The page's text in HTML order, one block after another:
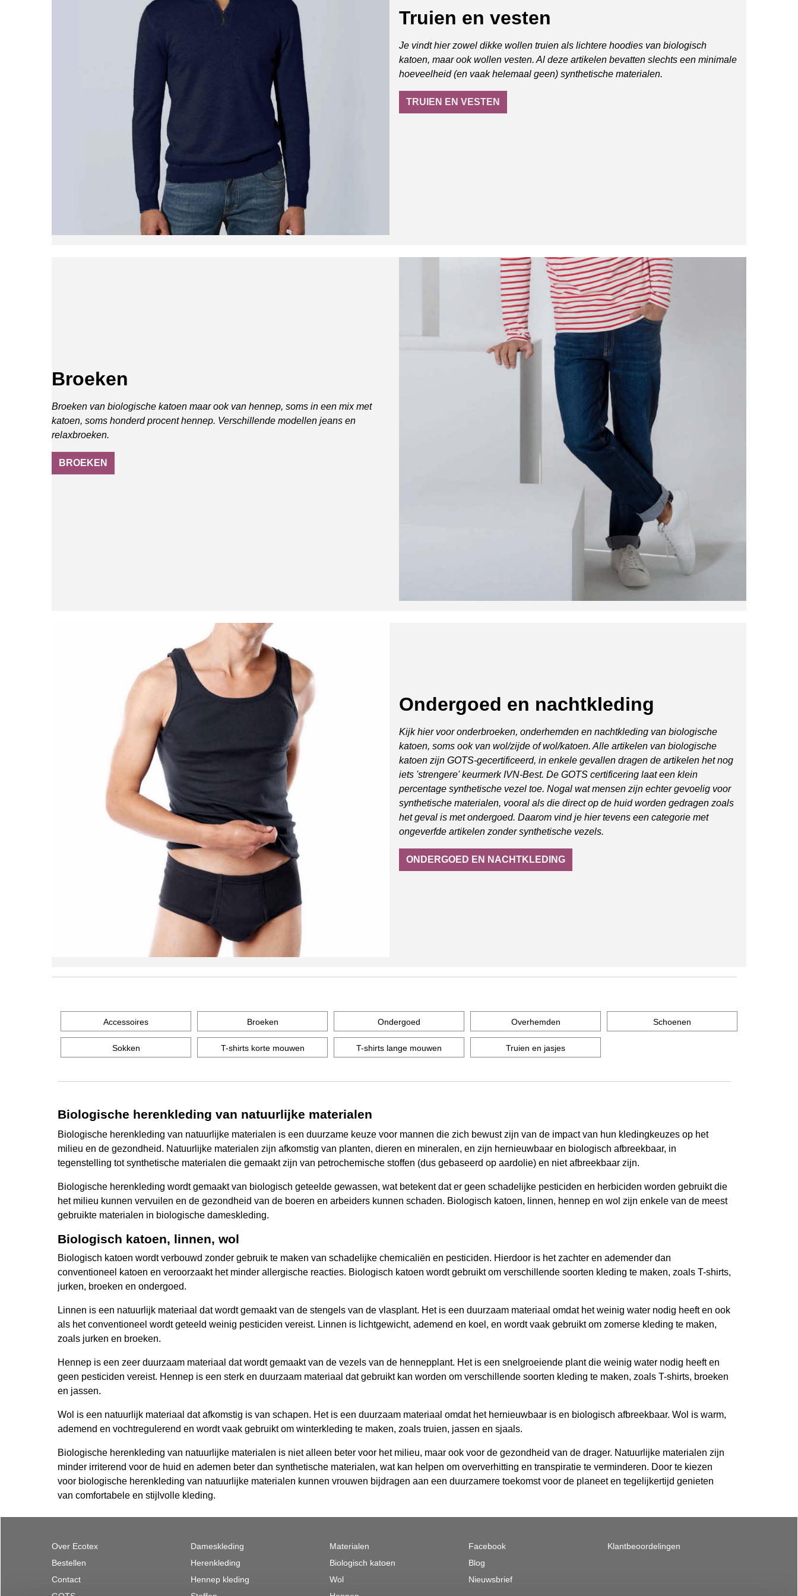
Truien en vesten
Je vindt hier zowel dikke wollen truien als lichtere hoodies van biologisch
katoen, maar ook wollen vesten. Al deze artikelen bevatten slechts een minimale
hoeveelheid (en vaak helemaal geen) synthetische materialen.
TRUIEN EN VESTEN
Broeken
Broeken van biologische katoen maar ook van hennep, soms in een mix met
katoen, soms honderd procent hennep. Verschillende modellen jeans en
relaxbroeken.
BROEKEN
Ondergoed en nachtkleding
Kijk hier voor onderbroeken, onderhemden en nachtkleding van biologische
katoen, soms ook van wol/zijde of wol/katoen. Alle artikelen van biologische
katoen zijn GOTS-gecertificeerd, in enkele gevallen dragen de artikelen het nog
iets 'strengere' keurmerk IVN-Best. De GOTS certificering laat een klein
percentage synthetische vezel toe. Nogal wat mensen zijn echter gevoelig voor
synthetische materialen, vooral als die direct op de huid worden gedragen zoals
het geval is met ondergoed. Daarom vind je hier tevens een categorie met
ongeverfde artikelen zonder synthetische vezels.
ONDERGOED EN NACHTKLEDING
Accessoires Broeken Ondergoed Overhemden Schoenen
Sokken T-shirts korte mouwen T-shirts lange mouwen Truien en jasjes
Biologische herenkleding van natuurlijke materialen
Biologische herenkleding van natuurlijke materialen is een duurzame keuze voor mannen die zich bewust zijn van de impact van hun kledingkeuzes op het
milieu en de gezondheid. Natuurlijke materialen zijn afkomstig van planten, dieren en mineralen, en zijn hernieuwbaar en biologisch afbreekbaar, in
tegenstelling tot synthetische materialen die gemaakt zijn van petrochemische stoffen (dus gebaseerd op aardolie) en niet afbreekbaar zijn.
Biologische herenkleding wordt gemaakt van biologisch geteelde gewassen, wat betekent dat er geen schadelijke pesticiden en herbiciden worden gebruikt die
het milieu kunnen vervuilen en de gezondheid van de boeren en arbeiders kunnen schaden. Biologisch katoen, linnen, hennep en wol zijn enkele van de meest
gebruikte materialen in biologische dameskleding.
Biologisch katoen, linnen, wol
Biologisch katoen wordt verbouwd zonder gebruik te maken van schadelijke chemicaliën en pesticiden. Hierdoor is het zachter en ademender dan
conventioneel katoen en veroorzaakt het minder allergische reacties. Biologisch katoen wordt gebruikt om verschillende soorten kleding te maken, zoals T-shirts,
jurken, broeken en ondergoed.
Linnen is een natuurlijk materiaal dat wordt gemaakt van de stengels van de vlasplant. Het is een duurzaam materiaal omdat het weinig water nodig heeft en ook
als het conventioneel wordt geteeld weinig pesticiden vereist. Linnen is lichtgewicht, ademend en koel, en wordt vaak gebruikt om zomerse kleding te maken,
zoals jurken en broeken.
Hennep is een zeer duurzaam materiaal dat wordt gemaakt van de vezels van de hennepplant. Het is een snelgroeiende plant die weinig water nodig heeft en
geen pesticiden vereist. Hennep is een sterk en duurzaam materiaal dat gebruikt kan worden om verschillende soorten kleding te maken, zoals T-shirts, broeken
en jassen.
Wol is een natuurlijk materiaal dat afkomstig is van schapen. Het is een duurzaam materiaal omdat het hernieuwbaar is en biologisch afbreekbaar. Wol is warm,
ademend en vochtregulerend en wordt vaak gebruikt om winterkleding te maken, zoals truien, jassen en sjaals.
Biologische herenkleding van natuurlijke materialen is niet alleen beter voor het milieu, maar ook voor de gezondheid van de drager. Natuurlijke materialen zijn
minder irriterend voor de huid en ademen beter dan synthetische materialen, wat kan helpen om oververhitting en transpiratie te verminderen. Door te kiezen
voor biologische herenkleding van natuurlijke materialen kunnen vrouwen bijdragen aan een duurzamere toekomst voor de planeet en tegelijkertijd genieten
van comfortabele en stijlvolle kleding.
Over Ecotex
Bestellen
Contact
Dameskleding
Herenkleding
Hennep kleding
Materialen
Biologisch katoen
Wol
Facebook
Blog
Nieuwsbrief
Klantbeoordelingen